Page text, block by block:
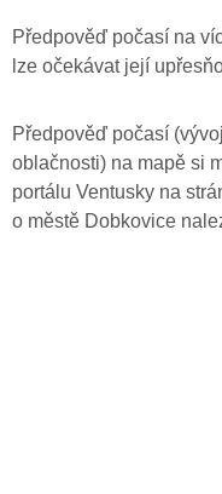
Předpověď počasí na
lze očekávat její
Předpověď počasí
oblačnosti) na mapě si
portálu Ventusky na
o městě Dobkovice